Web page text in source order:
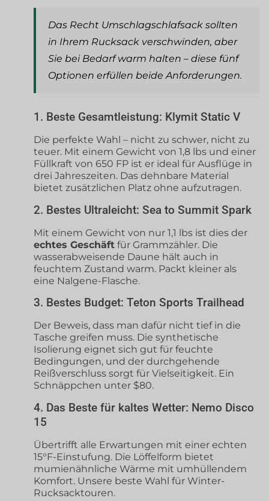
Das Recht Umschlagschlafsack sollten
in Ihrem Rucksack verschwinden, aber
Sie bei Bedarf warm halten – diese fünf
Optionen erfüllen beide Anforderungen.
1. Beste Gesamtleistung: Klymit Static V
Die perfekte Wahl – nicht zu schwer, nicht zu
teuer. Mit einem Gewicht von 1,8 lbs und einer
Füllkraft von 650 FP ist er ideal für Ausflüge in
drei Jahreszeiten. Das dehnbare Material
bietet zusätzlichen Platz ohne aufzutragen.
2. Bestes Ultraleicht: Sea to Summit Spark
Mit einem Gewicht von nur 1,1 lbs ist dies der
echtes Geschäft für Grammzähler. Die
wasserabweisende Daune hält auch in
feuchtem Zustand warm. Packt kleiner als
eine Nalgene-Flasche.
3. Bestes Budget: Teton Sports Trailhead
Der Beweis, dass man dafür nicht tief in die
Tasche greifen muss. Die synthetische
Isolierung eignet sich gut für feuchte
Bedingungen, und der durchgehende
Reißverschluss sorgt für Vielseitigkeit. Ein
Schnäppchen unter $80.
4. Das Beste für kaltes Wetter: Nemo Disco
15
Übertrifft alle Erwartungen mit einer echten
15°F-Einstufung. Die Löffelform bietet
mumienähnliche Wärme mit umhüllendem
Komfort. Unsere beste Wahl für Winter-
Rucksacktouren.